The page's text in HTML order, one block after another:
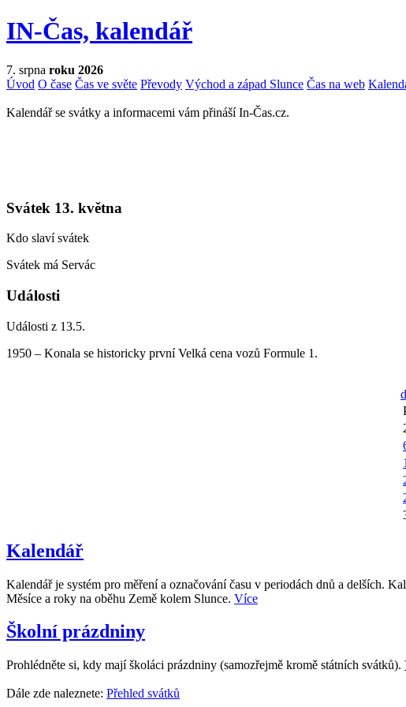
IN-Čas, kalendář
7. srpna roku 2026
Úvod O čase Čas ve světe Převody Východ a západ Slunce Čas na web
Kalendář se svátky a informacemi vám přináší In-Čas.cz.
Svátek 13. května
Kdo slaví svátek
Svátek má Servác
Události
Události z 13.5.
1950 – Konala se historicky první Velká cena vozů Formule 1.
Kalendář
Kalendář je systém pro měření a označování času v periodách dnů a delších.
Měsíce a roky na oběhu Země kolem Slunce. Více
Školní prázdniny
Prohlédněte si, kdy mají školáci prázdniny (samozřejmě kromě státních svátků).
Dále zde naleznete: Přehled svátků